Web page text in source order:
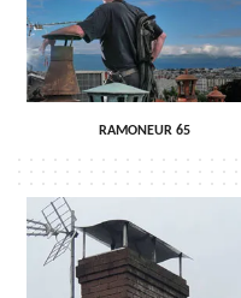
RAMONEUR 65